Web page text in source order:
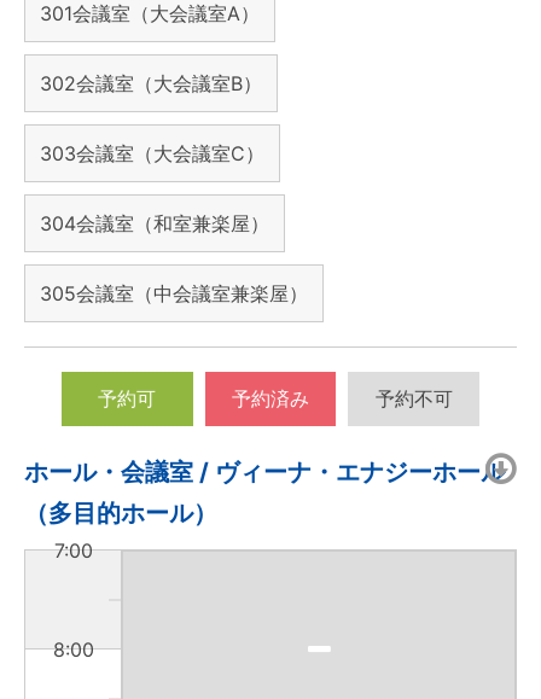
301会議室（大会議室A）
302会議室（大会議室B）
303会議室（大会議室C）
304会議室（和室兼楽屋）
305会議室（中会議室兼楽屋）
予約可 予約済み 予約不可
ホール・会議室 / ヴィーナ・エナジーホール
（多目的ホール）
7:00
8:00